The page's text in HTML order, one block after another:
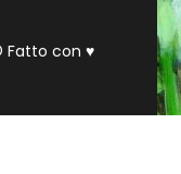
Fatto con ♥